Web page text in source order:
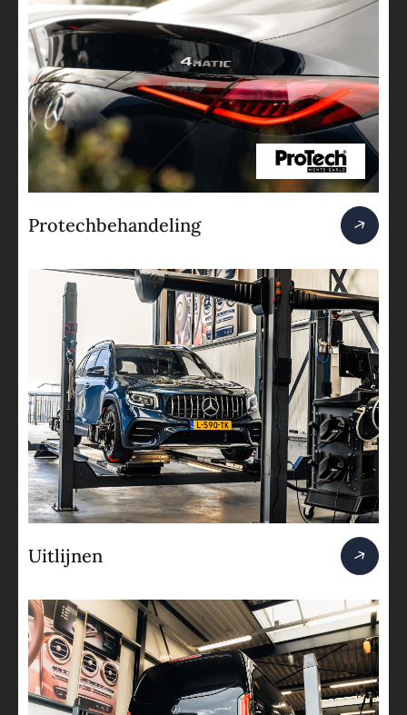
Protechbehandeling
Uitlijnen